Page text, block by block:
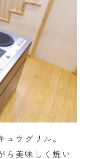
ウグリル。
ら美味しく焼い